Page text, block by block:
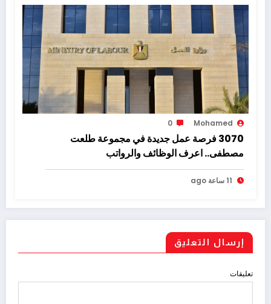
Mohamed
0
3070 فرصة عمل جديدة في مجموعة طلعت
مصطفى.. اعرف الوظائف والرواتب
11 ساعة ago
إرسال التعليق
تعليقات